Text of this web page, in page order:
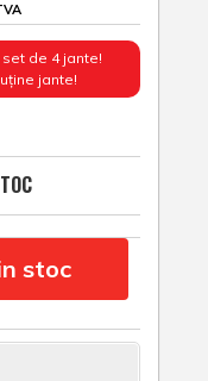
de 4 jante!
jante!
stoc